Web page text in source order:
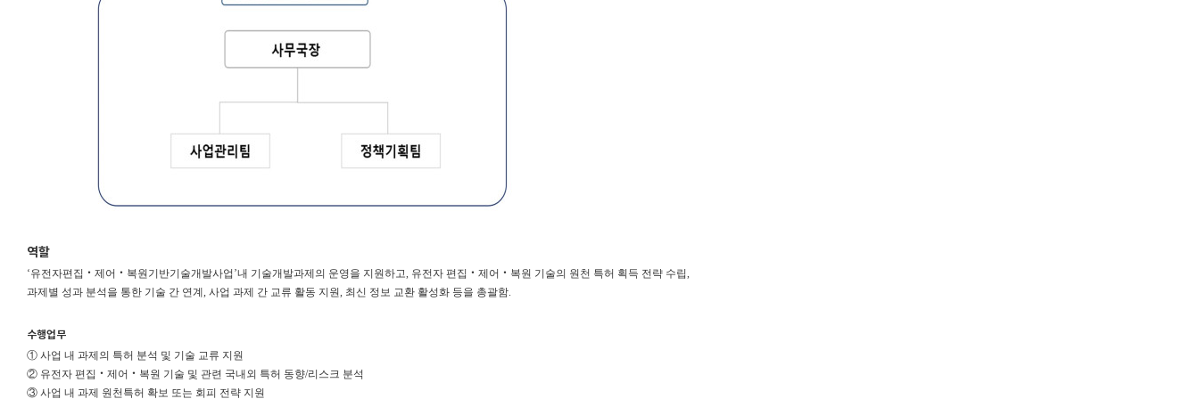
역할
‘유전자편집 ‧ 제어 ‧ 복원 기반기술개발사업’내 기술개발과제의 운영을 지원하고, 유전자 편집 ‧ 제어 ‧ 복원 기술의 원천 특허 획득 전략 수립,
과제별 성과 분석을 통한 기술 간 연계 , 사업 과제 간 교류 활동 지원, 최신 정보 교환 활성화 등을 총괄함.
수행업무
① 사업 내 과제의 특허 분석 및 기술 교류 지원
② 유전자 편집 ‧ 제어 ‧ 복원 기술 및 관련 국내외 특허 동향/리스크 분석
③ 사업 내 과제 원천특허 확보 또는 회피 전략 지원